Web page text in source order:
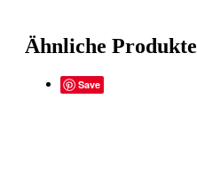
Ähnliche Produkte
Save